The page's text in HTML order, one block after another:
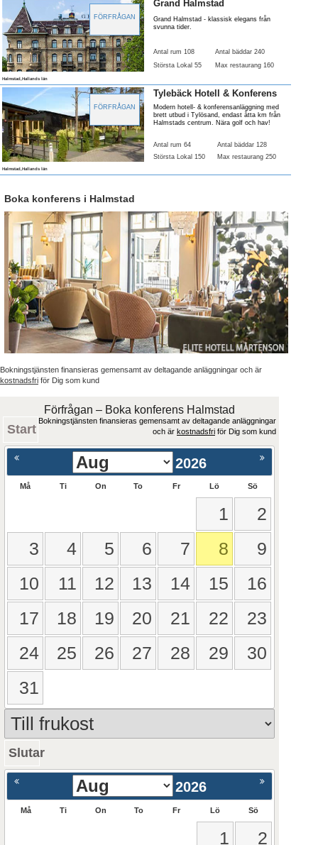
FÖRFRÅGAN
Grand Halmstad
Grand Halmstad - klassisk elegans från
svunna tider.
Antal rum 108
Antal bäddar 240
Största Lokal 55
Max restaurang 160
Halmstad,Hallands län
FÖRFRÅGAN
Tylebäck Hotell & Konferens
Modern hotell- & konferensanläggning med
brett utbud i Tylösand, endast åtta km från
Halmstads centrum. Nära golf och hav!
Antal rum 64
Antal bäddar 128
Största Lokal 150
Max restaurang 250
Halmstad,Hallands län
Boka konferens i Halmstad
Bokningstjänsten finansieras gemensamt av deltagande anläggningar och är
kostnadsfri för Dig som kund
Förfrågan – Boka konferens Halmstad
Start
Bokningstjänsten finansieras gemensamt av deltagande anläggningar
och är kostnadsfri för Dig som kund
2026
Må Ti On To Fr Lö Sö
1
2
3
4 5 6 7 8
9
10
11 12 13 14 15
16
17
18 19 20 21 22
23
24
25 26 27 28 29
30
31
Slutar
Nästa >
2026
Må Ti On To Fr Lö Sö
1 2